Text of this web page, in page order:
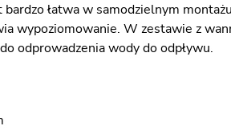
łatwa w samodzielnym
wypoziomowanie. W zestawie z
odprowadzenia wody do odpływu.